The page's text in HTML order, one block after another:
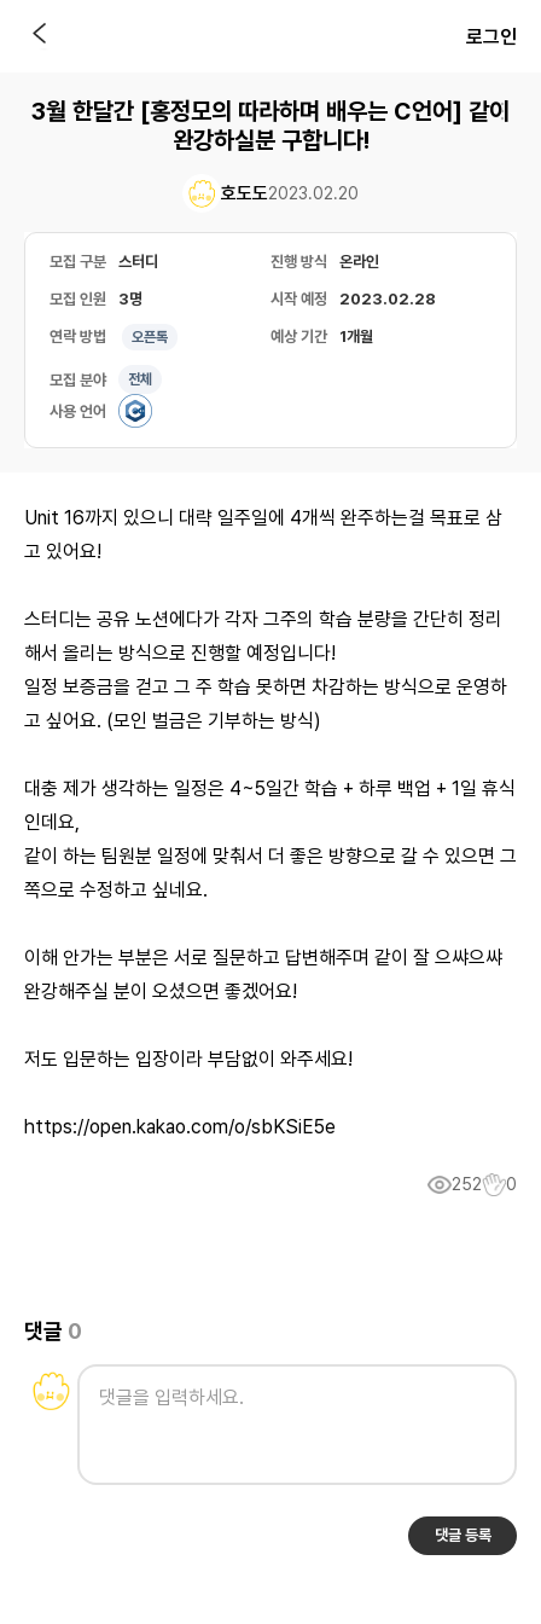
로그인
3월 한달간 [홍정모의 따라하며 배우는 C언어] 같이
완강하실분 구합니다!
호도도2023.02.20
모집 구분 스터디 진행 방식 온라인
모집 인원 3명 시작 예정 2023.02.28
연락 방법 오픈톡 예상 기간 1개월
모집 분야 전체
사용 언어
Unit 16까지 있으니 대략 일주일에 4개씩 완주하는걸 목표로 삼
고 있어요!
스터디는 공유 노션에다가 각자 그주의 학습 분량을 간단히 정리
해서 올리는 방식으로 진행할 예정입니다!
일정 보증금을 걷고 그 주 학습 못하면 차감하는 방식으로 운영하
고 싶어요. (모인 벌금은 기부하는 방식)
대충 제가 생각하는 일정은 4~5일간 학습 + 하루 백업 + 1일 휴식
인데요,
같이 하는 팀원분 일정에 맞춰서 더 좋은 방향으로 갈 수 있으면 그
쪽으로 수정하고 싶네요.
이해 안가는 부분은 서로 질문하고 답변해주며 같이 잘 으쌰으쌰
완강해주실 분이 오셨으면 좋겠어요!
저도 입문하는 입장이라 부담없이 와주세요!
https://open.kakao.com/o/sbKSiE5e
252 0
댓글 0
댓글 등록